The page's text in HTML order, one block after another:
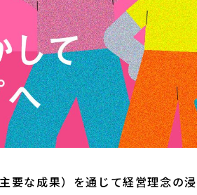
要な成果）を通じて経営理念の